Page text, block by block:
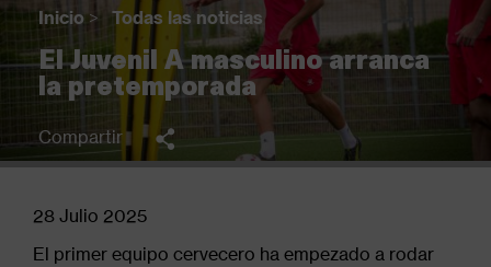
Sobrescribir
enlaces
de
ayuda
a
navegación
Inicio > Todas las noticias
El Juvenil A masculino arranca
la pretemporada
Compartir
28 Julio 2025
El primer equipo cervecero ha empezado a rodar